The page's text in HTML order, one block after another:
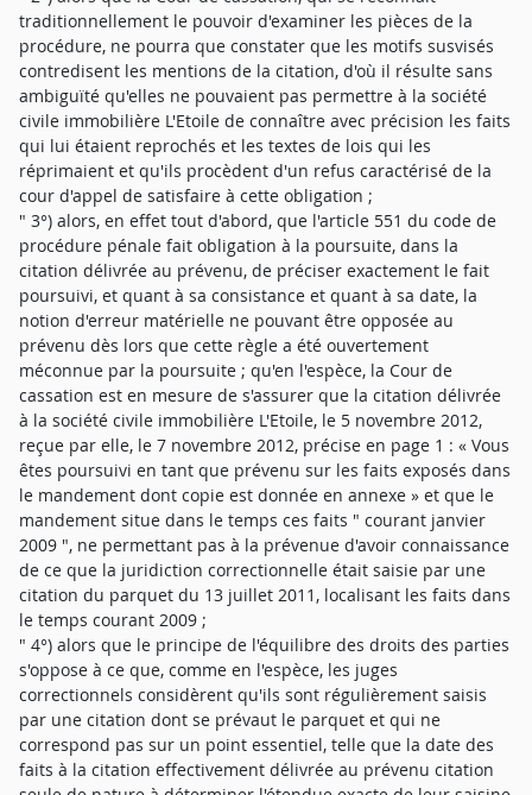
traditionnellement le pouvoir d'examiner les pièces de la
procédure, ne pourra que constater que les motifs susvisés
contredisent les mentions de la citation, d'où il résulte sans
ambiguïté qu'elles ne pouvaient pas permettre à la société
civile immobilière L'Etoile de connaître avec précision les faits
qui lui étaient reprochés et les textes de lois qui les
réprimaient et qu'ils procèdent d'un refus caractérisé de la
cour d'appel de satisfaire à cette obligation ;
" 3°) alors, en effet tout d'abord, que l'article 551 du code de
procédure pénale fait obligation à la poursuite, dans la
citation délivrée au prévenu, de préciser exactement le fait
poursuivi, et quant à sa consistance et quant à sa date, la
notion d'erreur matérielle ne pouvant être opposée au
prévenu dès lors que cette règle a été ouvertement
méconnue par la poursuite ; qu'en l'espèce, la Cour de
cassation est en mesure de s'assurer que la citation délivrée
à la société civile immobilière L'Etoile, le 5 novembre 2012,
reçue par elle, le 7 novembre 2012, précise en page 1 : « Vous
êtes poursuivi en tant que prévenu sur les faits exposés dans
le mandement dont copie est donnée en annexe » et que le
mandement situe dans le temps ces faits " courant janvier
2009 ", ne permettant pas à la prévenue d'avoir connaissance
de ce que la juridiction correctionnelle était saisie par une
citation du parquet du 13 juillet 2011, localisant les faits dans
le temps courant 2009 ;
" 4°) alors que le principe de l'équilibre des droits des parties
s'oppose à ce que, comme en l'espèce, les juges
correctionnels considèrent qu'ils sont régulièrement saisis
par une citation dont se prévaut le parquet et qui ne
correspond pas sur un point essentiel, telle que la date des
faits à la citation effectivement délivrée au prévenu citation